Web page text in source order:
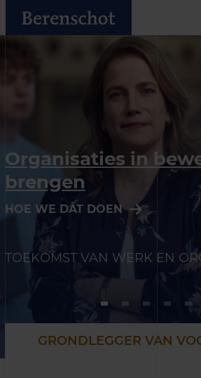
Organisaties in
brengen
HOE WE DAT DOEN
TOEKOMST VAN WERK EN
GRONDLEGGER VAN